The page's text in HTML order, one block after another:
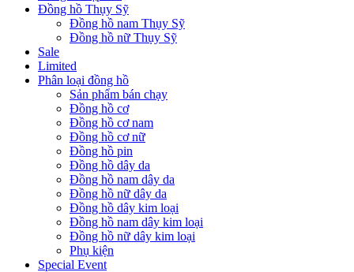
Đồng hồ Thụy Sỹ
Đồng hồ nam Thụy Sỹ
Đồng hồ nữ Thụy Sỹ
Sale
Limited
Phân loại đồng hồ
Sản phẩm bán chạy
Đồng hồ cơ
Đồng hồ cơ nam
Đồng hồ cơ nữ
Đồng hồ pin
Đồng hồ dây da
Đồng hồ nam dây da
Đồng hồ nữ dây da
Đồng hồ dây kim loại
Đồng hồ nam dây kim loại
Đồng hồ nữ dây kim loại
Phụ kiện
Special Event